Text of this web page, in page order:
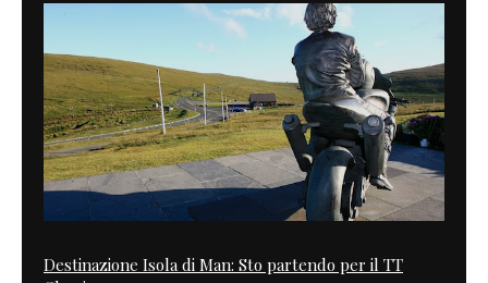
Destinazione Isola di Man: Sto partendo per il TT